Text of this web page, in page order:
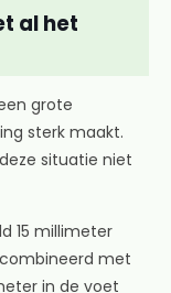
al het
grote
sterk maakt.
situatie niet
15 millimeter
met
in de voet